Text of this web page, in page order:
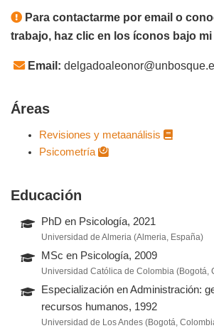
Para contactarme por email o
trabajo, haz clic en los íconos bajo
Email:
Áreas
Revisiones y metaanálisis
Psicometría
Educación
PhD en Psicología, 2021
Universidad de Almeria (Almeria, España)
MSc en Psicología, 2009
Universidad Católica de Colombia (Bogotá,
Especialización en Administración:
recursos humanos, 1992
Universidad de Los Andes (Bogotá,